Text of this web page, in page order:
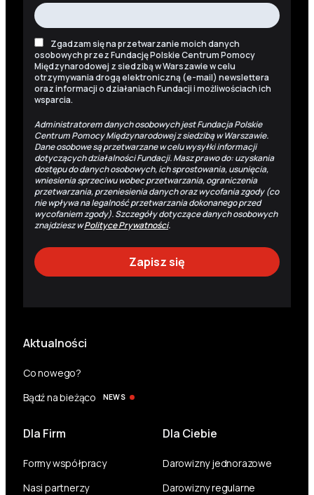
Zgadzam się na przetwarzanie moich danych
osobowych przez Fundację Polskie Centrum Pomocy
Międzynarodowej z siedzibą w Warszawie w celu
otrzymywania drogą elektroniczną (e-mail) newslettera
oraz informacji o działaniach Fundacji i możliwościach ich
wsparcia.
Administratorem danych osobowych jest Fundacja Polskie
Centrum Pomocy Międzynarodowej z siedzibą w Warszawie.
Dane osobowe są przetwarzane w celu wysyłki informacji
dotyczących działalności Fundacji. Masz prawo do: uzyskania
dostępu do danych osobowych, ich sprostowania, usunięcia,
wniesienia sprzeciwu wobec przetwarzania, ograniczenia
przetwarzania, przeniesienia danych oraz wycofania zgody (co
nie wpływa na legalność przetwarzania dokonanego przed
wycofaniem zgody). Szczegóły dotyczące danych osobowych
znajdziesz wPolityce Prywatności.
Aktualności
Co nowego?
Bądź na bieżąco
NEWS
Dla Firm
Formy współpracy
Nasi partnerzy
Dla Ciebie
Darowizny jednorazowe
Darowizny regularne